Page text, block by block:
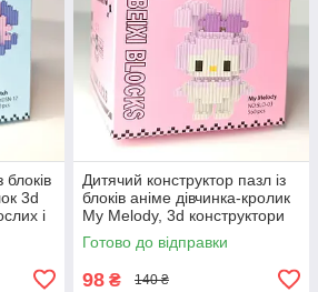
блоків
3d
і
Дитячий конструктор пазл із
блоків аніме дівчинка-кролик
My Melody, 3d конструктори
на подарунок Magic Blocks
Готово до відправки
98 ₴ 140 ₴